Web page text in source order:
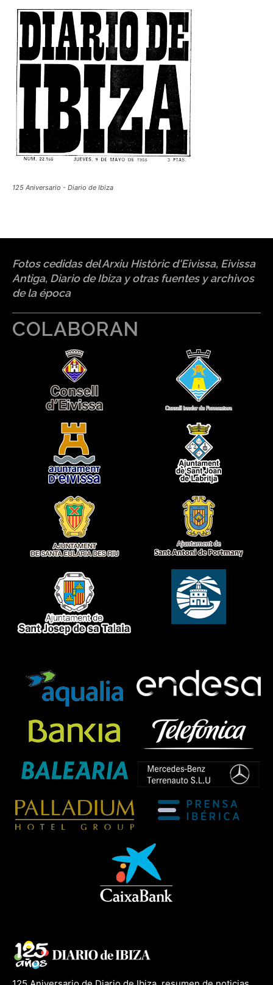
125 Aniversario - Diario de Ibiza
Fotos cedidas del Arxiu Històric d'Eivissa, Eivissa
Antiga, Diario de Ibiza y otras fuentes y archivos
de la época
COLABORAN